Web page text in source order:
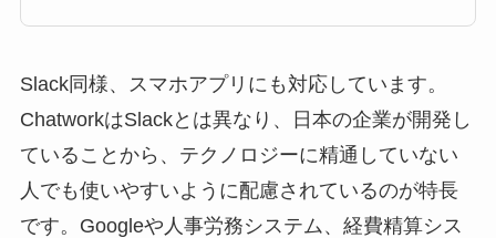
ットツールとして、人
Chatwork（チャットワ
ーク）。チャット機能
だけではなく、タスク
管理機能やファイル管
理機能など、ビジネス
Slack同様、スマホアプリにも対応しています。
ChatworkはSlackとは異なり、日本の企業が開発し
ていることから、テクノロジーに精通していない
人でも使いやすいように配慮されているのが特長
です。Googleや人事労務システム、経費精算シス